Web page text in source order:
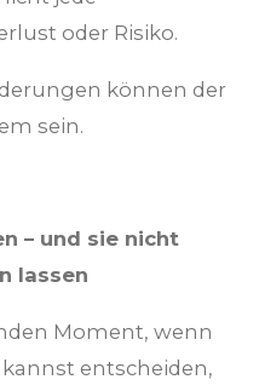
oder Risiko.
können der
sein.
– und sie nicht
lassen
Moment, wenn
entscheiden,